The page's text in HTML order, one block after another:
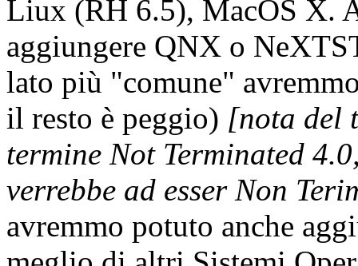
Liux (RH 6.5), MacOS X.
aggiungere QNX o
lato più "comune"
il resto è peggio) [nota del
termine Not Terminated
verrebbe ad esser Non
avremmo potuto anche